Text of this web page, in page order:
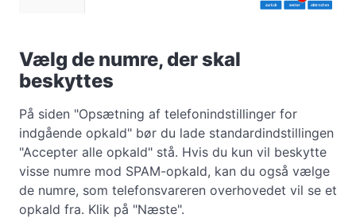
Vælg de numre, der skal
beskyttes
På siden "Opsætning af telefonindstillinger for
indgående opkald" bør du lade standardindstillingen
"Accepter alle opkald" stå. Hvis du kun vil beskytte
visse numre mod SPAM-opkald, kan du også vælge
de numre, som telefonsvareren overhovedet vil se et
opkald fra. Klik på "Næste".